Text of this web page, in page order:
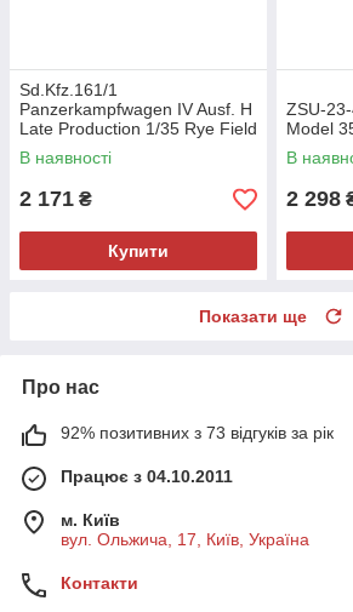
Sd.Kfz.161/1
Panzerkampfwagen IV Ausf. H
Late Production 1/35 Rye Field
Model 5127
В наявності
2 171 ₴
Купити
ZSU-
Model
В
2 298
Показати ще
Про нас
92% позитивних з 73 відгуків за рік
Працює з 04.10.2011
м. Київ
вул. Ольжича, 17, Київ, Україна
Контакти